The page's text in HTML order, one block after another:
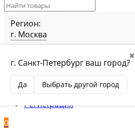
Регион:
г. Москва
✖
г. Санкт-Петербург ваш город?
Да Выбрать другой город
СравнениеТовар в сравнении
Вход
Регистрация
0